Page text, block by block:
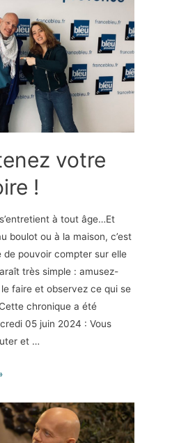
votre
!
à tout âge…Et
boulot ou à la maison, c’est
de pouvoir compter sur elle
très simple : amusez-
faire et observez ce qui se
chronique a été
05 juin 2024 : Vous
et …